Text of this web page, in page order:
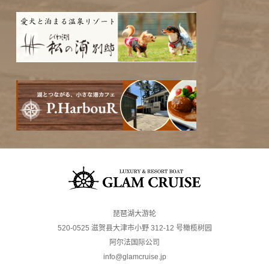
琵琶湖大游轮
520-0525 滋贺县大津市小野 312-12 号橄榄树园
阿尔法国际公司
info@glamcruise.jp